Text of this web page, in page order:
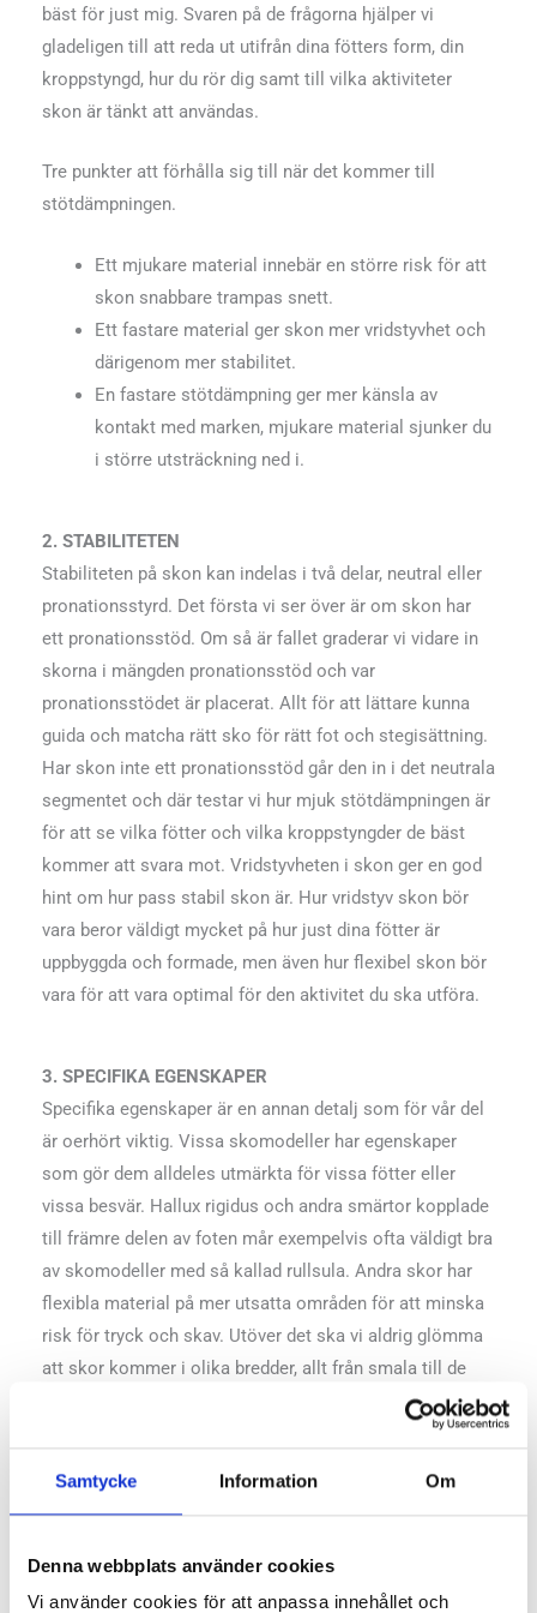
Samtycke Information Om
Denna webbplats använder cookies
Vi använder cookies för att anpassa innehållet och
bäst för just mig. Svaren på de frågorna hjälper vi
gladeligen till att reda ut utifrån dina fötters form, din
kroppstyngd, hur du rör dig samt till vilka aktiviteter
skon är tänkt att användas.
Tre punkter att förhålla sig till när det kommer till
stötdämpningen.
Ett mjukare material innebär en större risk för att
skon snabbare trampas snett.
Ett fastare material ger skon mer vridstyvhet och
därigenom mer stabilitet.
En fastare stötdämpning ger mer känsla av
kontakt med marken, mjukare material sjunker du
i större utsträckning ned i.
2. STABILITETEN
Stabiliteten på skon kan indelas i två delar, neutral eller
pronationsstyrd. Det första vi ser över är om skon har
ett pronationsstöd. Om så är fallet graderar vi vidare in
skorna i mängden pronationsstöd och var
pronationsstödet är placerat. Allt för att lättare kunna
guida och matcha rätt sko för rätt fot och stegisättning.
Har skon inte ett pronationsstöd går den in i det neutrala
segmentet och där testar vi hur mjuk stötdämpningen är
för att se vilka fötter och vilka kroppstyngder de bäst
kommer att svara mot. Vridstyvheten i skon ger en god
hint om hur pass stabil skon är. Hur vridstyv skon bör
vara beror väldigt mycket på hur just dina fötter är
uppbyggda och formade, men även hur flexibel skon bör
vara för att vara optimal för den aktivitet du ska utföra.
3. SPECIFIKA EGENSKAPER
Specifika egenskaper är en annan detalj som för vår del
är oerhört viktig. Vissa skomodeller har egenskaper
som gör dem alldeles utmärkta för vissa fötter eller
vissa besvär. Hallux rigidus och andra smärtor kopplade
till främre delen av foten mår exempelvis ofta väldigt bra
av skomodeller med så kallad rullsula. Andra skor har
flexibla material på mer utsatta områden för att minska
risk för tryck och skav. Utöver det ska vi aldrig glömma
att skor kommer i olika bredder, allt från smala till de
med klart mer bredd för foten. Om vi låter din fot stå
som mall så går det nästan alltid att hitta en modell
en elefant skulle knappast rekommenderas samma sko.
se.